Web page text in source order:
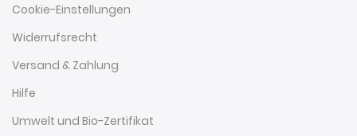
Cookie-Einstellungen
Widerrufsrecht
Versand & Zahlung
Hilfe
Umwelt und Bio-Zertifikat